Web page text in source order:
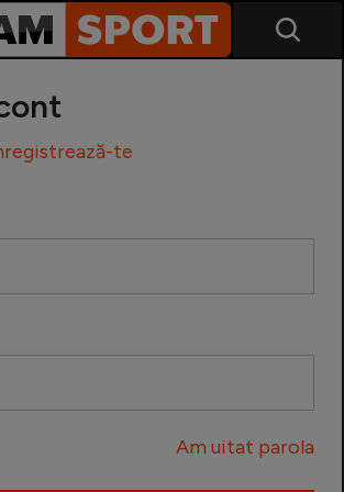
Națională
te
Am uitat parola